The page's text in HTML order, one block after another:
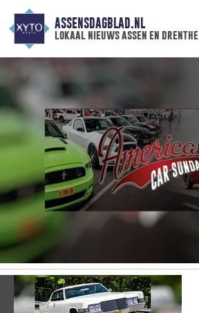
ASSENSDAGBLAD.NL
lokaal nieuws assen en drenthe